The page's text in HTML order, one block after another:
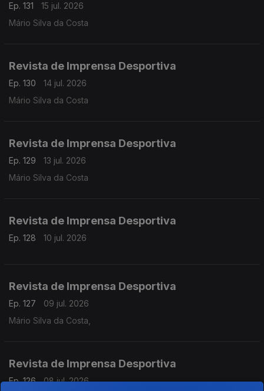
Ep. 131
15 jul. 2026
Mário Silva da Costa
Revista de Imprensa Desportiva
Ep. 130
14 jul. 2026
Mário Silva da Costa
Revista de Imprensa Desportiva
Ep. 129
13 jul. 2026
Mário Silva da Costa
Revista de Imprensa Desportiva
Ep. 128 10 jul. 2026
Revista de Imprensa Desportiva
Ep. 127
09 jul. 2026
Mário Silva da Costa,
Revista de Imprensa Desportiva
Ep. 126
08 jul. 2026